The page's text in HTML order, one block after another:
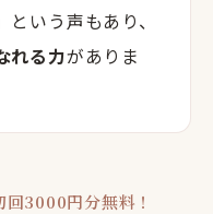
いう声もあり、
れる力がありま
回3000円分無料！